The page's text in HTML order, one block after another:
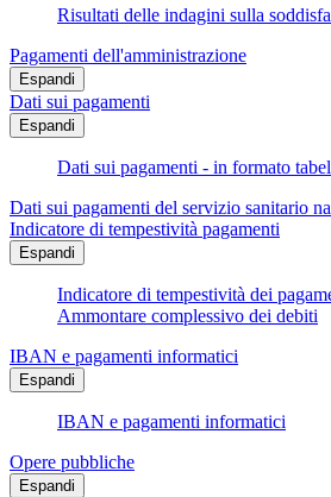
Risultati delle indagini sulla
Pagamenti dell'amministrazione
Espandi
Dati sui pagamenti
Espandi
Dati sui pagamenti - in formato
Dati sui pagamenti del servizio sanitario
Indicatore di tempestività pagamenti
Espandi
Indicatore di tempestività dei
Ammontare complessivo dei debiti
IBAN e pagamenti informatici
Espandi
IBAN e pagamenti informatici
Opere pubbliche
Espandi